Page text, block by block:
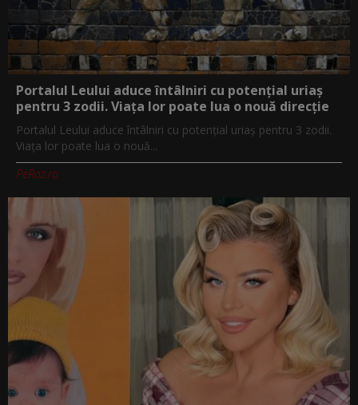
Portalul Leului aduce întâlniri cu potențial uriaș
pentru 3 zodii. Viața lor poate lua o nouă direcție
Portalul Leului aduce întâlniri cu potențial uriaș pentru 3 zodii.
Viața lor poate lua o nouă...
PeRoz.ro